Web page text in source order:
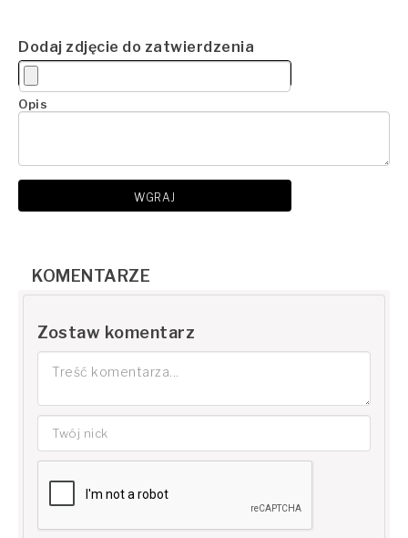
Dodaj zdjęcie do zatwierdzenia
Opis
WGRAJ
KOMENTARZE
Zostaw komentarz